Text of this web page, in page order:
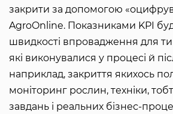
закрити за допомогою
AgroOnline. Показниками KPI
швидкості впровадження для
які виконувалися у процесі й
наприклад, закриття якихось
моніторинг рослин, техніки,
завдань і реальних бізнес-